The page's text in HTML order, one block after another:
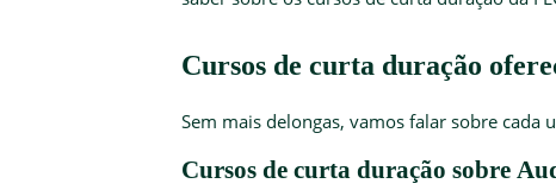
Cursos de curta duração
Sem mais delongas, vamos falar sobre
Cursos de curta duração sobre